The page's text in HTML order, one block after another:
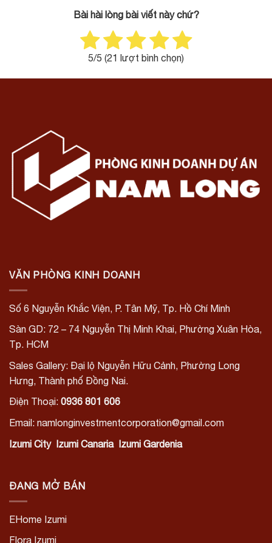
Bài hài lòng bài viết này chứ?
5/5 (21 lượt bình chọn)
VĂN PHÒNG KINH DOANH
Số 6 Nguyễn Khắc Viện, P. Tân Mỹ, Tp. Hồ Chí Minh
Sàn GD: 72 – 74 Nguyễn Thị Minh Khai, Phường Xuân Hòa,
Tp. HCM
Sales Gallery: Đại lộ Nguyễn Hữu Cảnh, Phường Long
Hưng, Thành phố Đồng Nai.
Điện Thoại: 0936 801 606
Email: namlonginvestmentcorporation@gmail.com
Izumi City Izumi Canaria Izumi Gardenia
ĐANG MỞ BÁN
EHome Izumi
Flora Izumi